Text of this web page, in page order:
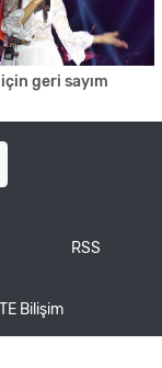
geri sayım
RSS
TE Bilişim